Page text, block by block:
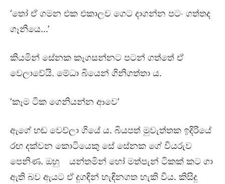
‘තෝ ඒ ගමන එක එකාලව ගෙට දාගන්න පටං ගත්තද
ගෑනියෙ…’
කියමින් සේනක කෑගසන්නට පටන් ගත්තේ ඒ
වෙලාවේයි. මේධා බියෙන් ගිනිගත්තා ය.
‘කෑම ටික ගෙනියන්න ආවෙ’
ඇගේ හඬ වෙව්ලා ගියේ ය. බියපත් මුවැත්තක ඉදිරියේ
රඟ දක්වන කොටියෙකු සේ සේනක ගේ වියරුව
පෙනිණ. ඔහු යන්තමින් හෝ මත්පැන් ටිකක් කට ගා
ඇති බව ඇයට ඒ දුගඳින් හැඳිනගත හැකි විය. කිසිදු